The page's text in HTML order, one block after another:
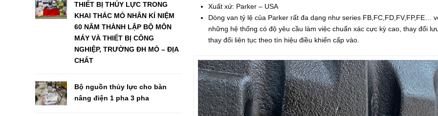
Xuất xứ: Parker – USA
Dòng van tỷ lệ của Parker rất đa dạng như series FB,FC,FD,FV,FP,FE…
những hệ thống có độ yêu cầu làm việc chuẩn xác cực kỳ cao, thay đổi
thay đổi liên tục theo tín hiệu điều khiển cấp vào.
THIẾT BỊ THỦY LỰC TRONG
KHAI THÁC MỎ NHÂN KỈ NIỆM
60 NĂM THÀNH LẬP BỘ MÔN
MÁY VÀ THIẾT BỊ CÔNG
NGHIỆP, TRƯỜNG ĐH MỎ – ĐỊA
CHẤT
Bộ nguồn thủy lực cho bàn
nâng điện 1 pha 3 pha